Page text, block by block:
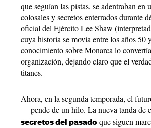
que seguían las pistas, se adentraban
colosales y secretos enterrados durante
oficial del Ejército Lee Shaw
cuya historia se movía entre los años 50
conocimiento sobre Monarca lo
organización, dejando claro que el
titanes.
Ahora, en la segunda temporada, el
— pende de un hilo. La nueva tanda de
secretos del pasado que siguen